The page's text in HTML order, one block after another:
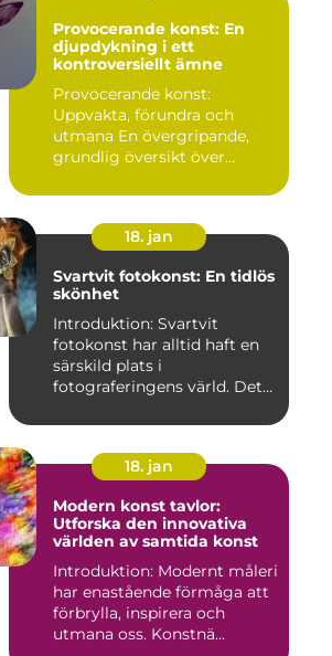
Provocerande konst: En
djupdykning i ett
kontroversiellt ämne
Provocerande konst:
Uppvakta, förundra och
utmana En övergripande,
grundlig översikt över
18. jan
Svartvit fotokonst: En tidlös
skönhet
Introduktion: Svartvit
fotokonst har alltid haft en
särskild plats i
fotograferingens värld. Det
18. jan
Modern konst tavlor:
Utforska den innovativa
världen av samtida konst
Introduktion: Modernt måleri
har enastående förmåga att
förbrylla, inspirera och
utmana oss. Konstnä...